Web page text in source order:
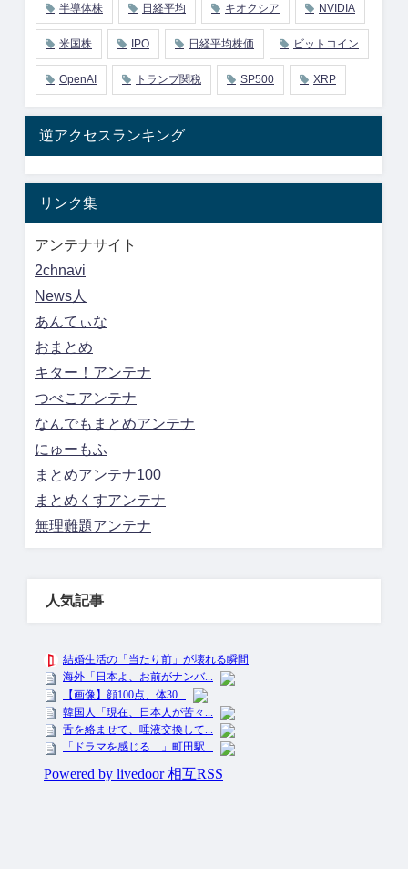
半導体株 日経平均 キオクシア NVIDIA
米国株 IPO 日経平均株価 ビットコイン
OpenAI トランプ関税 SP500 XRP
逆アクセスランキング
リンク集
アンテナサイト
2chnavi
News人
あんてぃな
おまとめ
キター！アンテナ
つべこアンテナ
なんでもまとめアンテナ
にゅーもふ
まとめアンテナ100
まとめくすアンテナ
無理難題アンテナ
人気記事